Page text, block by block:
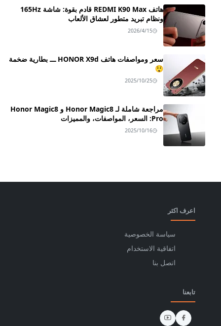
هاتف REDMI K90 Max قادم بقوة: شاشة 165Hz
ونظام تبريد متطور لعشاق الألعاب
2026/4/15
سعر ومواصفات هاتف HONOR X9d ـــ بطارية ضخمة
😲
2025/10/25
مراجعة شاملة لـ Honor Magic8 و Honor Magic8
Pro: السعر، المواصفات، والمميزات
2025/10/16
اعرف اكثر
سياسة الخصوصية
اتفاقية الاستخدام
اتصل بنا
تابعنا